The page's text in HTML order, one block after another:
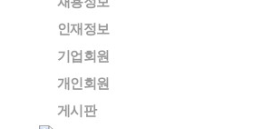
인재정보
기업회원
개인회원
게시판